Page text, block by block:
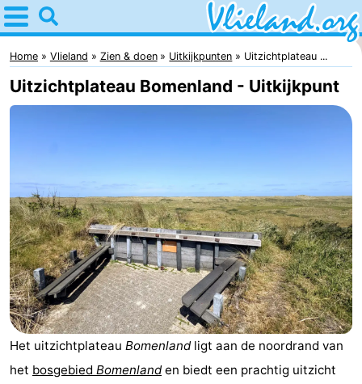
Home
Vlieland
Tips
Overnachten
Appartementen
-
Vlieduyn
Campings
Hotels
Home Vlieland Zien & doen Uitkijkpunten Uitzichtplateau ...
Uitzichtplateau Bomenland - Uitkijkpunt
Het uitzichtplateau Bomenlandligt aan de noordrand van
het bosgebied Bomenlanden biedt een prachtig uitzicht